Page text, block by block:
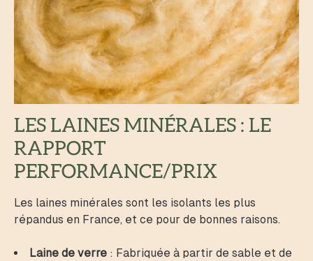
LES LAINES MINÉRALES : LE
RAPPORT
PERFORMANCE/PRIX
Les laines minérales sont les isolants les plus
répandus en France, et ce pour de bonnes raisons.
Laine de verre : Fabriquée à partir de sable et de